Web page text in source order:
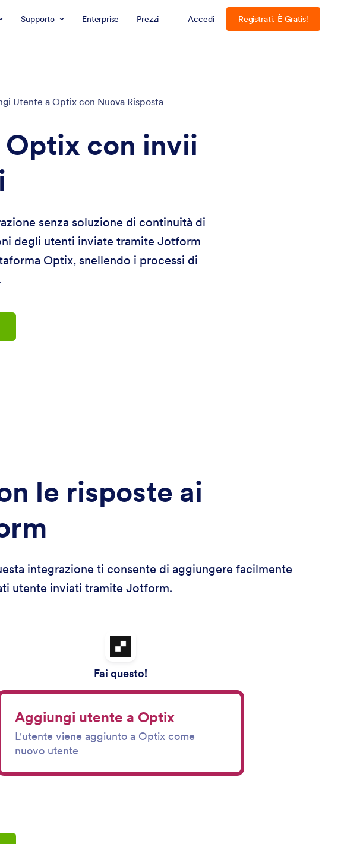
Supporto Enterprise Prezzi Accedi Registrati. È Gratis!
Utente a Optix con Nuova Risposta
con invii
senza soluzione di continuità di
degli utenti inviate tramite Jotform
Optix, snellendo i processi di
le risposte ai
integrazione ti consente di aggiungere facilmente
utente inviati tramite Jotform.
Fai questo!
Aggiungi utente a Optix
L'utente viene aggiunto a Optix come
nuovo utente